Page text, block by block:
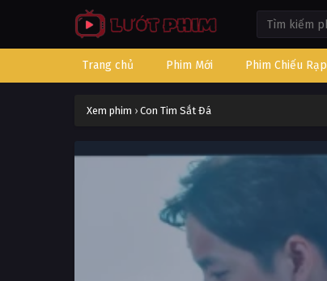
Trang chủ Phim Mới Phim Chiếu Rạp
Xem phim › Con Tim Sắt Đá